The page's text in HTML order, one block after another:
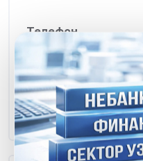
Телефон
Веб сайт
Telegram